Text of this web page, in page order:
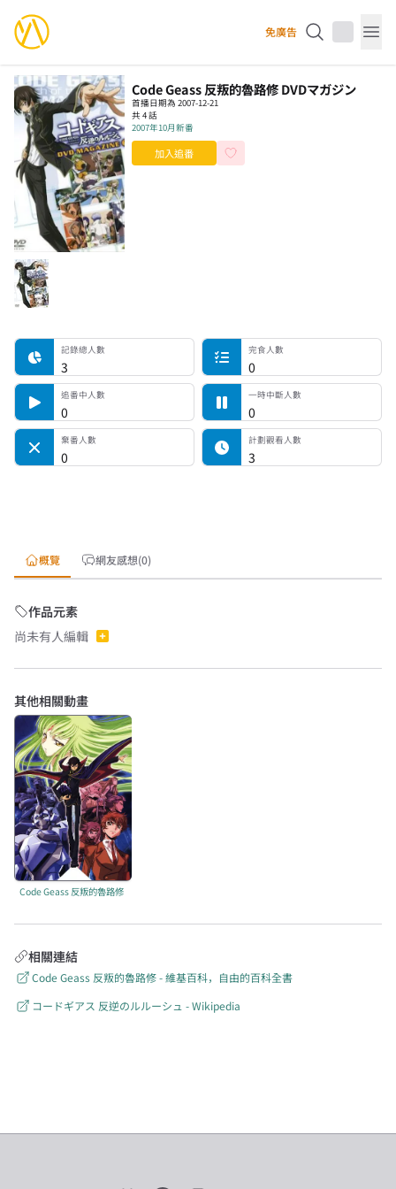
YourAnimes 你的動畫 免廣告
Code Geass 反叛的魯路修 DVDマガジン
首播日期為 2007-12-21
共 4 話
2007年10月新番
加入追番
記錄總人數記錄總人數
3
完食人數 完食人數
0
追番中人數
追番中人數
0
一時中斷人數
一時中斷人數
0
棄番人數
棄番人數
0
計劃觀看人數
計劃觀看人數
3
概覽 網友感想(0)
作品元素
尚未有人編輯
其他相關動畫
Code Geass 反叛的魯路修
相關連結
Code Geass 反叛的魯路修 - 維基百科，自由的百科全書
コードギアス 反逆のルルーシュ - Wikipedia